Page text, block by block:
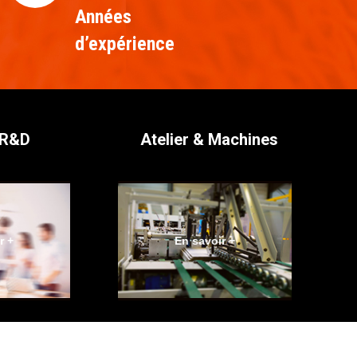
Années
d’expérience
+
Atelier & Machines
En savoir +